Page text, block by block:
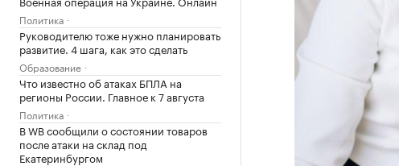
Политика
Руководителю тоже нужно планировать
развитие. 4 шага, как это сделать
Образование
Что известно об атаках БПЛА на
регионы России. Главное к 7 августа
Политика
В WB сообщили о состоянии товаров
после атаки на склад под
Екатеринбургом